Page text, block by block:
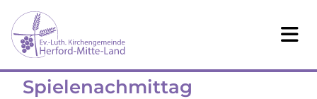
Spielenachmittag